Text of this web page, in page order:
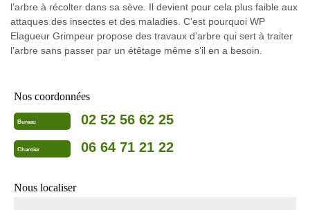
l’arbre à récolter dans sa sève. Il devient pour cela plus faible aux
attaques des insectes et des maladies. C'est pourquoi WP
Elagueur Grimpeur propose des travaux d’arbre qui sert à traiter
l’arbre sans passer par un étêtage même s’il en a besoin.
Nos coordonnées
Bureau 02 52 56 62 25
Chantier 06 64 71 21 22
Nous localiser